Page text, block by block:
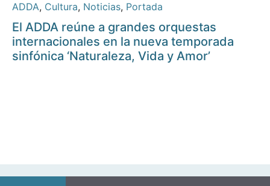
ADDA, Cultura, Noticias, Portada
El ADDA reúne a grandes orquestas
internacionales en la nueva temporada
sinfónica ‘Naturaleza, Vida y Amor’